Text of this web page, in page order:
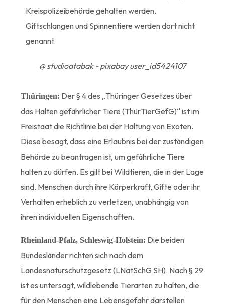
Kreispolizeibehörde gehalten werden.
Giftschlangen und Spinnentiere werden dort nicht
genannt.
@ studioatabak - pixabay user_id5424107
Thüringen: Der § 4 des „Thüringer Gesetzes über
das Halten gefährlicher Tiere (ThürTierGefG)“ ist im
Freistaat die Richtlinie bei der Haltung von Exoten.
Diese besagt, dass eine Erlaubnis bei der zuständigen
Behörde zu beantragen ist, um gefährliche Tiere
halten zu dürfen. Es gilt bei Wildtieren, die in der Lage
sind, Menschen durch ihre Körperkraft, Gifte oder ihr
Verhalten erheblich zu verletzen, unabhängig von
ihren individuellen Eigenschaften.
Rheinland-Pfalz, Schleswig-Holstein: Die beiden
Bundesländer richten sich nach dem
Landesnaturschutzgesetz (LNatSchG SH). Nach § 29
ist es untersagt, wildlebende Tierarten zu halten, die
für den Menschen eine Lebensgefahr darstellen